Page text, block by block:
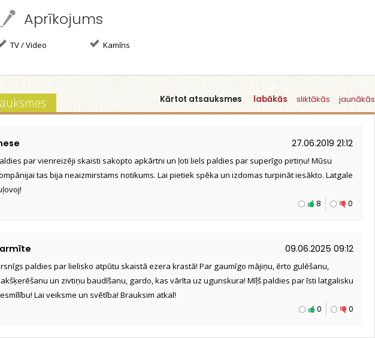
Aprīkojums
TV / Video Kamīns
Kārtot atsauksmes labākās sliktākās jaunākās
27.06.2019 21:12
par vienreizēji skaisti sakopto apkārtni un ļoti liels paldies par superīgo pirtiņu! Mūsu
tas bija neaizmirstams notikums. Lai pietiek spēka un izdomas turpināt iesākto. Latgale
0
8
09.06.2025 09:12
paldies par lielisko atpūtu skaistā ezera krastā! Par gaumīgo mājiņu, ērto gulēšanu,
un zivtiņu baudīšanu, gardo, kas vārīta uz ugunskura! Mīļš paldies par īsti latgalisku
Lai veiksme un svētība! Brauksim atkal!
0
0